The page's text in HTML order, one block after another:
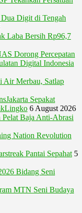
Digit di Tengah
Laba Bersih Rp96,7
Dorong Percepatan
Digital Indonesia
Air Merbau, Satlap
Sepakat
6 August 2026
Baja Anti-Abrasi
Nation Revolution
Pantai Sepahat 5
Bidang Seni
MTN Seni Budaya